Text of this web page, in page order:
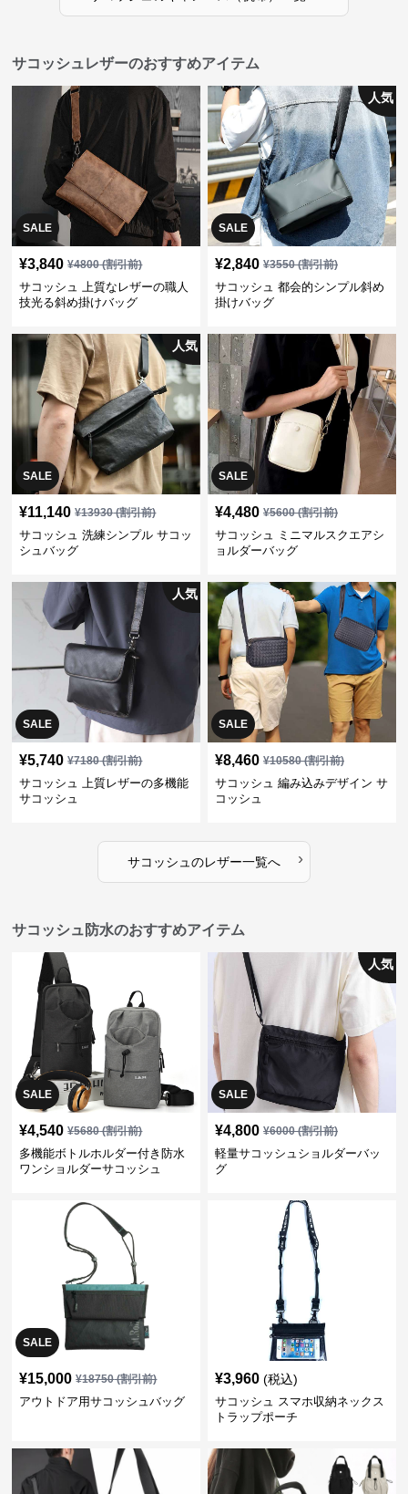
サコッシュレザーのおすすめアイテム
SALE
¥3,840 ¥4800(割引前)
サコッシュ 上質なレザーの職人
技光る斜め掛けバッグ
SALE
人気
¥2,840 ¥3550(割引前)
サコッシュ 都会的シンプル斜め
掛けバッグ
SALE
人気
¥11,140 ¥13930(割引前)
サコッシュ 洗練シンプル サコッ
シュバッグ
SALE
¥4,480 ¥5600(割引前)
サコッシュ ミニマルスクエアシ
ョルダーバッグ
SALE
人気
¥5,740 ¥7180(割引前)
サコッシュ 上質レザーの多機能
サコッシュ
SALE
¥8,460 ¥10580(割引前)
サコッシュ 編み込みデザイン サ
コッシュ
サコッシュ のレザー一覧へ ›
サコッシュ防水のおすすめアイテム
SALE
¥4,540 ¥5680(割引前)
多機能ボトルホルダー付き防水
ワンショルダーサコッシュ
SALE
人気
¥4,800 ¥6000(割引前)
軽量サコッシュショルダーバッ
グ
SALE
¥15,000 ¥18750(割引前)
アウトドア用サコッシュバッグ
¥3,960 (税込)
サコッシュ スマホ収納ネックス
トラップポーチ